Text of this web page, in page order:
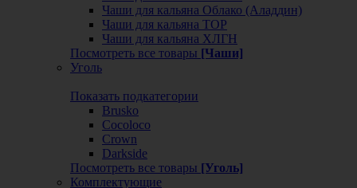
Чаши для кальяна Облако (Аладдин)
Чаши для кальяна ТОР
Чаши для кальяна ХЛГН
Посмотреть все товары [Чаши]
Уголь
Показать подкатегории
Brusko
Cocoloco
Crown
Darkside
Посмотреть все товары [Уголь]
Комплектующие